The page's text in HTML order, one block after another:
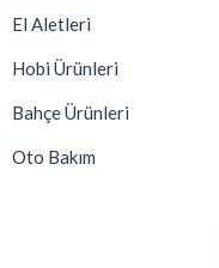
El Aletleri
Hobi Ürünleri
Bahçe Ürünleri
Oto Bakım